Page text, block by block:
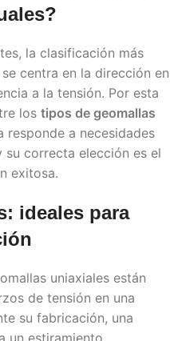
la clasificación más
centra en la dirección en
a la tensión. Por esta
los tipos de geomallas
responde a necesidades
su correcta elección es el
exitosa.
ideales para
uniaxiales están
de tensión en una
su fabricación, una